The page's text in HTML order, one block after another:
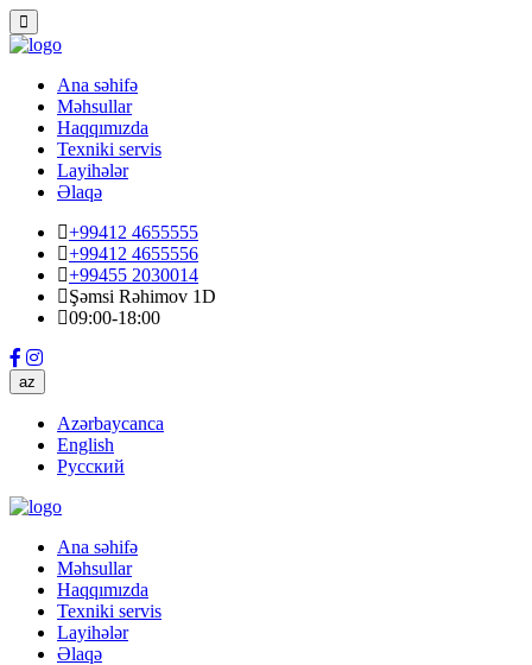
Ana səhifə
Məhsullar
Haqqımızda
Texniki servis
Layihələr
Əlaqə
+99412 4655555
+99412 4655556
+99455 2030014
Şəmsi Rəhimov 1D
09:00-18:00
az
Azərbaycanca
English
Русский
Ana səhifə
Məhsullar
Haqqımızda
Texniki servis
Layihələr
Əlaqə